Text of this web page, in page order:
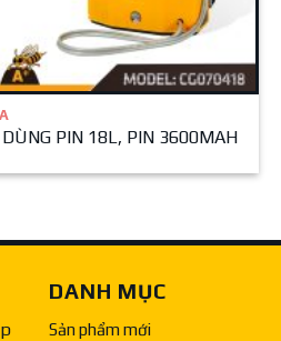
PIN 18L, PIN 3600MAH
DANH MỤC
Sản phẩm mới